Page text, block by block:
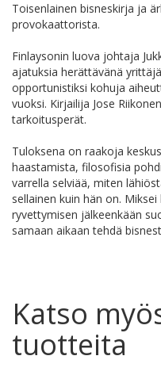
Toisenlainen bisneskirja ja
provokaattorista.
Finlaysonin luova johtaja
ajatuksia herättävänä
opportunistiksi kohuja
vuoksi. Kirjailija Jose
tarkoitusperät.
Tuloksena on raakoja
haastamista, filosofisia
varrella selviää, miten
sellainen kuin hän on.
ryvettymisen jälkeenkään
samaan aikaan tehdä
Katso
tuotteita